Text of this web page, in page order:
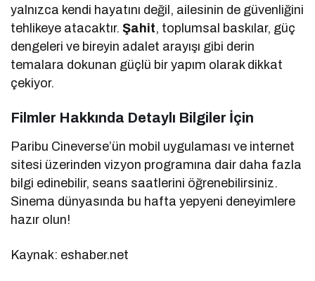
yalnızca kendi hayatını değil, ailesinin de güvenliğini
tehlikeye atacaktır.Şahit, toplumsal baskılar, güç
dengeleri ve bireyin adalet arayışı gibi derin
temalara dokunan güçlü bir yapım olarak dikkat
çekiyor.
Filmler Hakkında Detaylı Bilgiler İçin
Paribu Cineverse’ün mobil uygulaması ve internet
sitesi üzerinden vizyon programına dair daha fazla
bilgi edinebilir, seans saatlerini öğrenebilirsiniz.
Sinema dünyasında bu hafta yepyeni deneyimlere
hazır olun!
Kaynak: eshaber.net